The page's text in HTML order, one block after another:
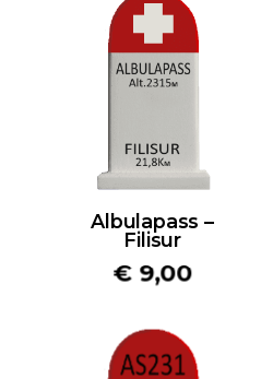
Albulapass –
Filisur
€ 9,00